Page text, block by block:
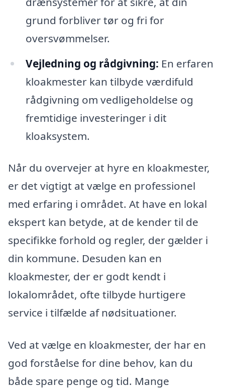
grund forbliver tør og fri for
oversvømmelser.
Vejledning og rådgivning: En erfaren
kloakmester kan tilbyde værdifuld
rådgivning om vedligeholdelse og
fremtidige investeringer i dit
kloaksystem.
Når du overvejer at hyre en kloakmester,
er det vigtigt at vælge en professionel
med erfaring i området. At have en lokal
ekspert kan betyde, at de kender til de
specifikke forhold og regler, der gælder i
din kommune. Desuden kan en
kloakmester, der er godt kendt i
lokalområdet, ofte tilbyde hurtigere
service i tilfælde af nødsituationer.
Ved at vælge en kloakmester, der har en
god forståelse for dine behov, kan du
både spare penge og tid. Mange